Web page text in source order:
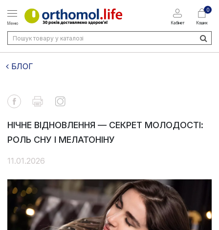
Меню Кабінет
0
Кошик
БЛОГ
НІЧНЕ ВІДНОВЛЕННЯ — СЕКРЕТ МОЛОДОСТІ:
РОЛЬ СНУ І МЕЛАТОНІНУ
11.01.2026